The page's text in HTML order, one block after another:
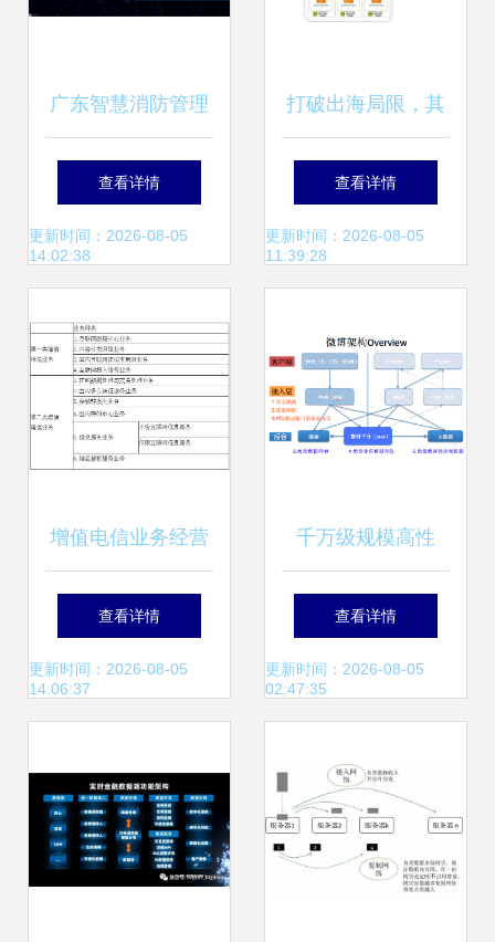
广东智慧消防管理
系统 消防工程接入
与数据处理存储的
查看详情
更新时间：2026-08-05
14:02:38
打破出海局限，其
域创新借亚马逊云
科技为三维重建注
查看详情
更新时间：2026-08-05
11:39:28
增值电信业务经营
许可证有效期到期
续期办理相关规定
支持服务解析
查看详情
更新时间：2026-08-05
14:06:37
千万级规模高性
能、高并发的网络
架构经验分享
查看详情
更新时间：2026-08-05
02:47:35